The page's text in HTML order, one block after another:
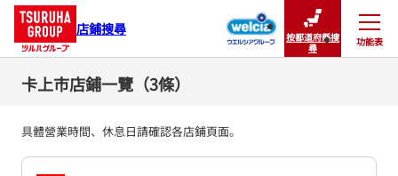
店鋪搜尋
按都道府縣搜
尋
功能表
關閉
卡上市店鋪一覽（3條）
具體營業時間、休息日請確認各店鋪頁面。